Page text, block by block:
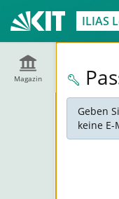
ILIAS
Magazin
Geben
keine